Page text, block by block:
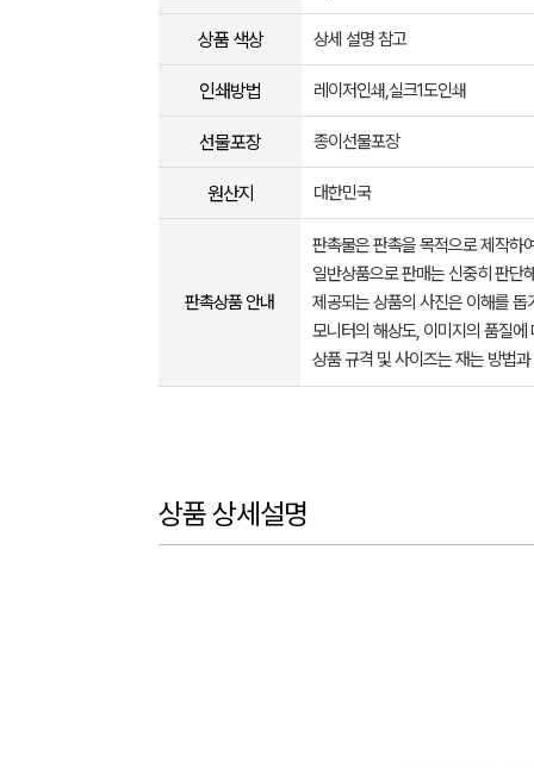
상품 색상 상세 설명 참고
인쇄방법 레이저인쇄,실크1도인쇄
선물포장 종이선물포장
원산지 대한민국
판촉상품 안내
판촉물은 판촉을 목적으로 제작하
일반상품으로 판매는 신중히 판단
제공되는 상품의 사진은 이해를
모니터의 해상도, 이미지의 품질
상품 규격 및 사이즈는 재는 방법
상품 상세설명